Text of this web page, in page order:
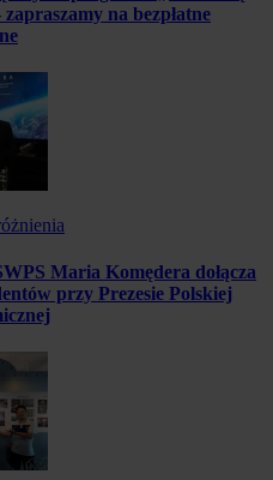
zapraszamy na bezpłatne
Maria Komędera dołącza
przy Prezesie Polskiej